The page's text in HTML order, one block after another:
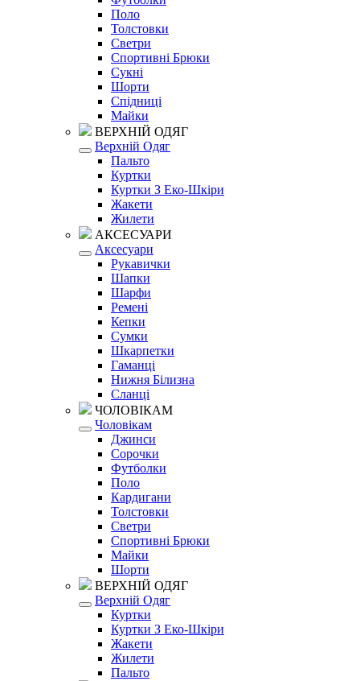
Поло
Толстовки
Светри
Спортивні Брюки
Сукні
Шорти
Спідниці
Майки
ВЕРХНІЙ ОДЯГ
Верхній Одяг
Пальто
Куртки
Куртки З Еко-Шкіри
Жакети
Жилети
АКСЕСУАРИ
Аксесуари
Рукавички
Шапки
Шарфи
Ремені
Кепки
Сумки
Шкарпетки
Гаманці
Нижня Білизна
Сланці
ЧОЛОВІКАМ
Чоловікам
Джинси
Сорочки
Футболки
Поло
Кардигани
Толстовки
Светри
Спортивні Брюки
Майки
Шорти
ВЕРХНІЙ ОДЯГ
Верхній Одяг
Куртки
Куртки З Еко-Шкіри
Жакети
Жилети
Пальто